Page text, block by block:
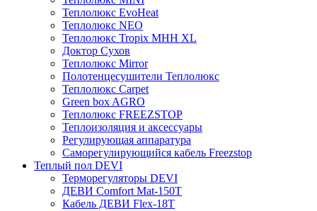
Теплолюкс EvoHeat
Теплолюкс NEO
Теплолюкс Tropix МНН XL
Доктор Сухов
Теплолюкс Mirror
Полотенцесушители Теплолюкс
Теплолюкс Carpet
Green box AGRO
Теплолюкс FREEZSTOP
Теплоизоляция и аксессуары
Регулирующая аппаратура
Cаморегулирующийся кабель Freezstop
Теплый пол DEVI
Терморегуляторы DEVI
ДЕВИ Comfort Mat-150T
Кабель ДЕВИ Flex-18T